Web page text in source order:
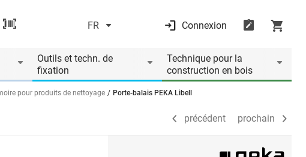
FR Connexion
Outils et techn. de
fixation
Technique pour la
construction en bois
pour produits de nettoyage Porte-balais PEKA Libell
précédent prochain
précédent prochain